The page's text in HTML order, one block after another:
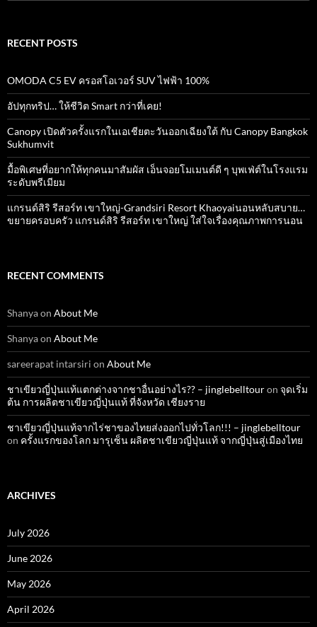
RECENT POSTS
OMODA C5 EV ครอสโอเวอร์ SUV ไฟฟ้า 100%
อัปทุกทริป… ให้ชีวิต Smart กว่าที่เคย!
Canopy เปิดตัวครั้งแรกในเอเชียตะวันออกเฉียงใต้ กับ Canopy Bangkok
Sukhumvit
มื้อพิเศษที่อยากให้ทุกคนมาสัมผัส เอ็นจอยโมเมนต์ดี ๆ บุพเฟ่ต์ในโรงแรม
ระดับพรีเมียม
แกรนด์สิริ​ รีสอร์ท​ เขาใหญ่​-Grandsiri​ Resort​ Khaoyaiนอนหลับสบาย…
ขยายครอบครัว แกรนด์สิริ รีสอร์ท เขาใหญ่ ใส่ใจเรื่องคุณภาพการนอน
RECENT COMMENTS
Shanyaon About Me
Shanyaon About Me
sareerapat intarsiri on About Me
ชาเขียวญี่ปุ่นแท้แตกต่างจากชาอื่นอย่างไร?? – jinglebelltouron จุดเริ่ม
ต้น การผลิตชาเขียวญี่ปุ่นแท้ ที่จังหวัด เชียงราย
ชาเขียวญี่ปุ่นแท้จากไร่ชาของไทยส่งออกไปทั่วโลก!!! – jinglebelltour
on ครั้งแรกของโลก มารุเซ็น ผลิตชาเขียวญี่ปุ่นแท้ จากญี่ปุ่นสู่เมืองไทย
ARCHIVES
July 2026
June 2026
May 2026
April 2026